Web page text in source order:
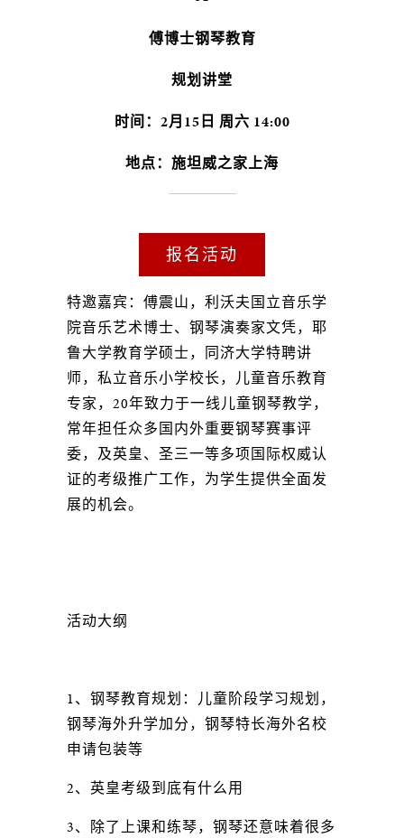
傅博士钢琴教育
规划讲堂
时间：2月15日 周六 14:00
地点：施坦威之家上海
报名活动
特邀嘉宾：傅震山，利沃夫国立音乐学
院音乐艺术博士、钢琴演奏家文凭，耶
鲁大学教育学硕士，同济大学特聘讲
师，私立音乐小学校长，儿童音乐教育
专家，20年致力于一线儿童钢琴教学，
常年担任众多国内外重要钢琴赛事评
委，及英皇、圣三一等多项国际权威认
证的考级推广工作，为学生提供全面发
展的机会。
活动大纲
1、钢琴教育规划：儿童阶段学习规划，
钢琴海外升学加分，钢琴特长海外名校
申请包装等
2、英皇考级到底有什么用
3、除了上课和练琴，钢琴还意味着很多